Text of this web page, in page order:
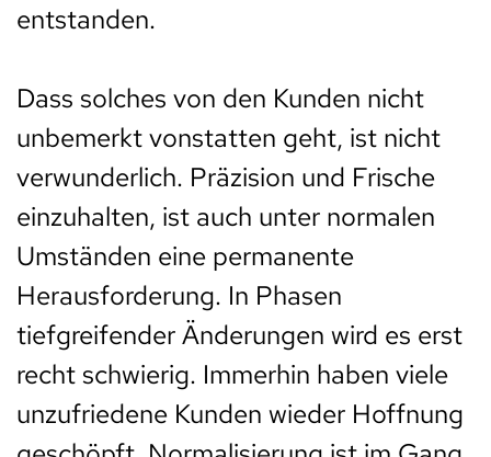
entstanden.
Dass solches von den Kunden nicht
unbemerkt vonstatten geht, ist nicht
verwunderlich. Präzision und Frische
einzuhalten, ist auch unter normalen
Umständen eine permanente
Herausforderung. In Phasen
tiefgreifender Änderungen wird es erst
recht schwierig. Immerhin haben viele
unzufriedene Kunden wieder Hoffnung